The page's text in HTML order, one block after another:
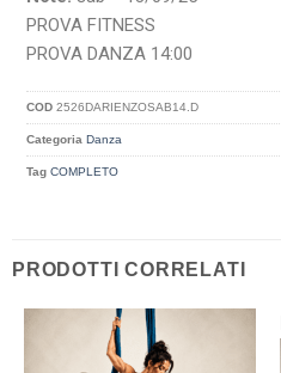
PROVA FITNESS
PROVA DANZA 14:00
COD2526DARIENZOSAB14.D
Categoria Danza
Tag COMPLETO
PRODOTTI CORRELATI